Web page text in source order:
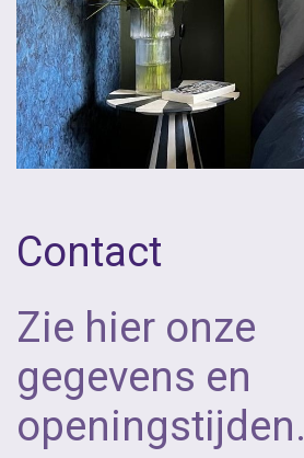
Contact
Zie hier onze
gegevens en
openingstijden.